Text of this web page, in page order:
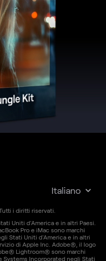
Italiano
Tutti i diritti riservati.
Uniti d'America e in altri Paesi.
Pro e iMac sono marchi
Stati Uniti d'America e in altri
di Apple Inc. Adobe®, il logo
Lightroom® sono marchi
Systems Incorporated negli Stati